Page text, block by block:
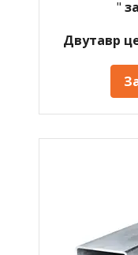
"
Двутавр